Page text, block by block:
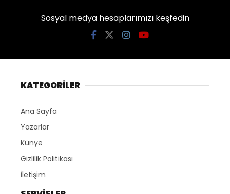
Sosyal medya hesaplarımızı keşfedin
KATEGORİLER
Ana Sayfa
Yazarlar
Künye
Gizlilik Politikası
İletişim